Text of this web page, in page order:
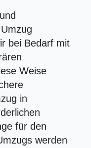
bei Bedarf mit
Weise
in
für den
werden